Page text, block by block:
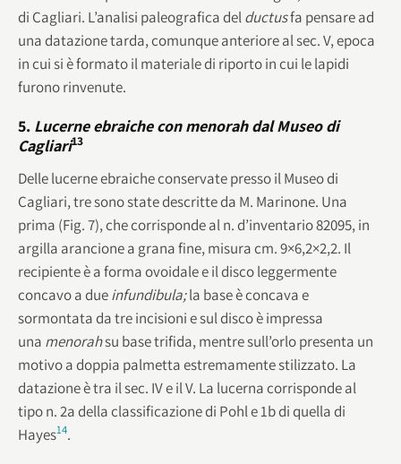
di Cagliari. L’analisi paleografica delductusfa pensare ad
una datazione tarda, comunque anteriore al sec. V, epoca
in cui si è formato il materiale di riporto in cui le lapidi
furono rinvenute.
5. Lucerne ebraiche con menorah dal Museo di
Cagliari13
Delle lucerne ebraiche conservate presso il Museo di
Cagliari, tre sono state descritte da M. Marinone. Una
prima (Fig. 7), che corrisponde al n. d’inventario 82095, in
argilla arancione a grana fine, misura cm. 9×6,2×2,2. Il
recipiente è a forma ovoidale e il disco leggermente
concavo a dueinfundibula;la base è concava e
sormontata da tre incisioni e sul disco è impressa
una menorahsu base trifida, mentre sull’orlo presenta un
motivo a doppia palmetta estremamente stilizzato. La
datazione è tra il sec. IV e il V. La lucerna corrisponde al
tipo n. 2a della classificazione di Pohl e 1b di quella di
Hayes14.